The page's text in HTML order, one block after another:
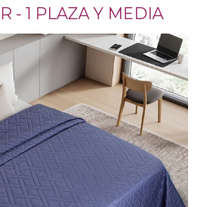
- 1 PLAZA Y MEDIA